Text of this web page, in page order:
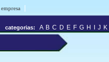
|
categorias: A B C D E F G H J K